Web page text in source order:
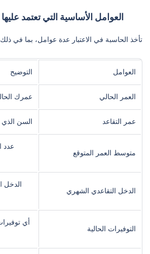
العوامل الأساسية التي تعتمد
تأخذ الحاسبة في الاعتبار عدة عوامل، بما في
العوامل التوضيح
العمر الحالي عمرك
عمر التقاعد السن الذي
متوسط العمر المتوقع
عدد
الدخل التقاعدي الشهري
الدخل
التوفيرات الحالية
أي